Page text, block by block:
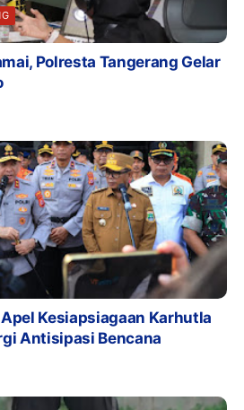
Polresta Tangerang Gelar
Kesiapsiagaan Karhutla
Antisipasi Bencana